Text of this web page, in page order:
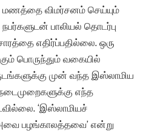
மணத்தை விமர்சனம் செய்யும்
பாலியல் தொடர்பு
எதிர்ப்பதில்லை. ஒரு
பொருந்தும் வகையில்
முன் வந்த இஸ்லாமிய
எந்த
‘இஸ்லாமியச்
பழங்காலத்தவை’ என்று